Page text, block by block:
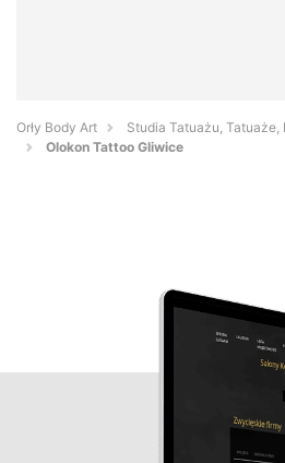
Orły Body Art
Studia Tatuażu,
Olokon Tattoo Gliwice